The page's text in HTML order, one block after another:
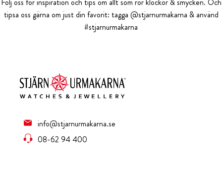
tipsa oss gärna om just din favorit: tagga @stjarnurmakarna & använd
#stjarnurmakarna
info@stjarnurmakarna.se
08-62 94 400